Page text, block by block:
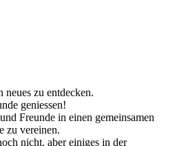
neues zu entdecken.
geniessen!
Freunde in einen gemeinsamen
zu vereinen.
nicht, aber einiges in der